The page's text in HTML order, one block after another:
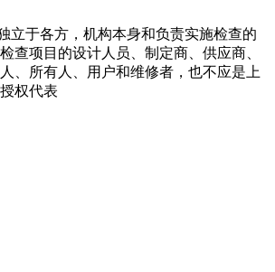
立于各方，机构本身和负责实施检查的
查项目的设计人员、制定商、供应商、
、所有人、用户和维修者，也不应是上
权代表